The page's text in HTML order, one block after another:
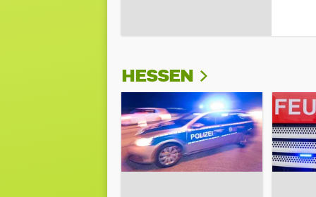
HESSEN